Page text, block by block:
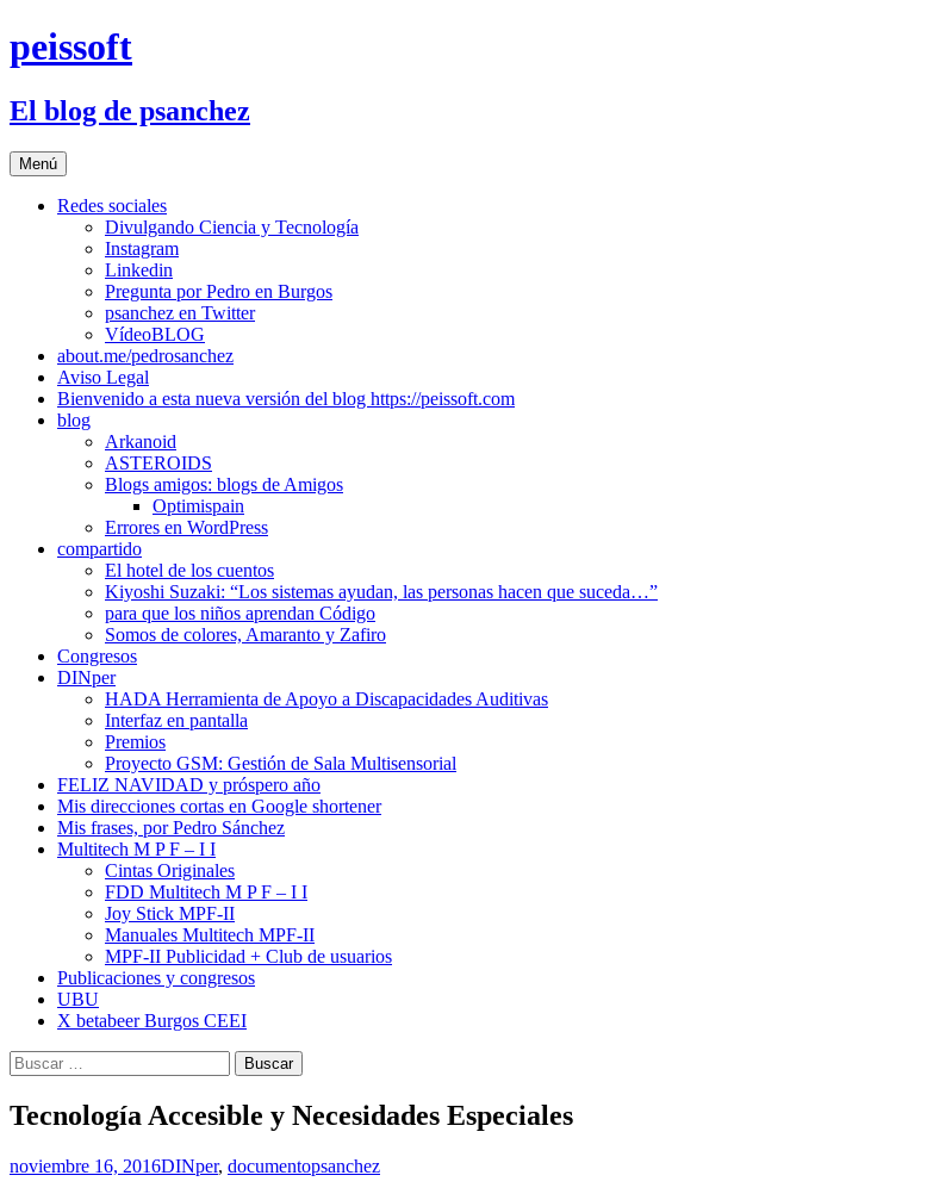
Saltar
al
peissoft
El blog de psanchez
Menú
Redes sociales
Divulgando Ciencia y Tecnología
Instagram
Linkedin
Pregunta por Pedro en Burgos
psanchez en Twitter
VídeoBLOG
about.me/pedrosanchez
Aviso Legal
Bienvenido a esta nueva versión del blog https://peissoft.com
blog
Arkanoid
ASTEROIDS
Blogs amigos: blogs de Amigos
Optimispain
Errores en WordPress
compartido
El hotel de los cuentos
Kiyoshi Suzaki: “Los sistemas ayudan, las personas hacen que suceda…”
para que los niños aprendan Código
Somos de colores, Amaranto y Zafiro
Congresos
DINper
HADA Herramienta de Apoyo a Discapacidades Auditivas
Interfaz en pantalla
Premios
Proyecto GSM: Gestión de Sala Multisensorial
FELIZ NAVIDAD y próspero año
Mis direcciones cortas en Google shortener
Mis frases, por Pedro Sánchez
Multitech M P F – I I
Cintas Originales
FDD Multitech M P F – I I
Joy Stick MPF-II
Manuales Multitech MPF-II
MPF-II Publicidad + Club de usuarios
Publicaciones y congresos
UBU
X betabeer Burgos CEEI
Buscar:
Tecnología Accesible y Necesidades Especiales
noviembre 16, 2016DINper, documentopsanchez